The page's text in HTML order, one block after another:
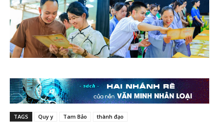
TAGS Quy y Tam Bảo thành đạo